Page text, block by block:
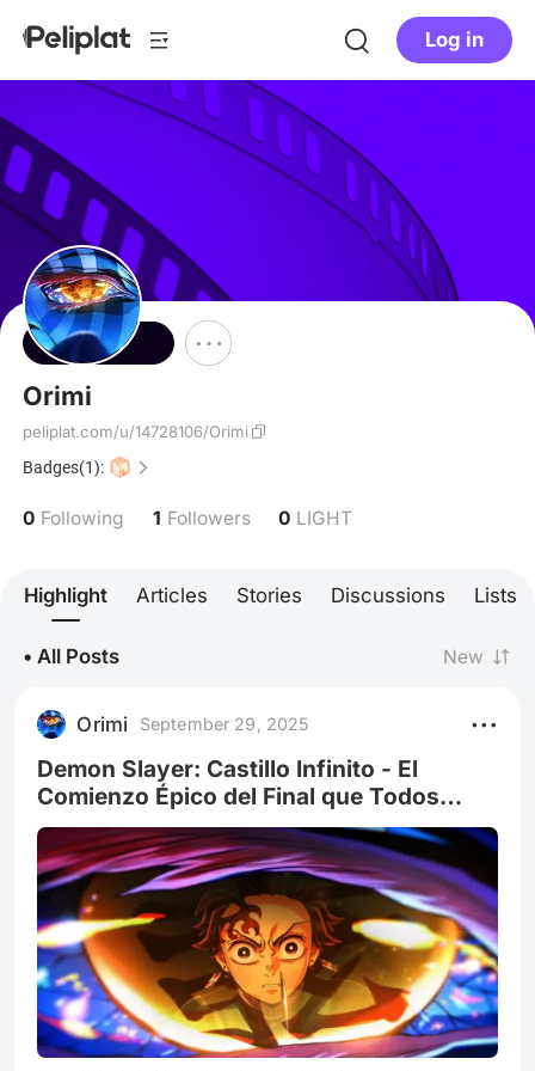
Log in
Follow
Orimi
peliplat.com/u/14728106/Orimi
Badges(1):
0 Following 1 Followers 0 LIGHT
Highlight Articles Stories Discussions Lists
• All Posts New
Orimi September 29, 2025
Demon Slayer: Castillo Infinito - El
Comienzo Épico del Final que Todos
Esperábamos